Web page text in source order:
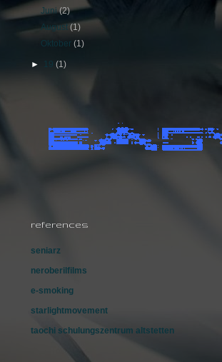
Juni(2)
August(1)
Oktober(1)
► 19 (1)
references
seniarz
neroberilfilms
e-smoking
starlightmovement
taochi schulungszentrum altstetten